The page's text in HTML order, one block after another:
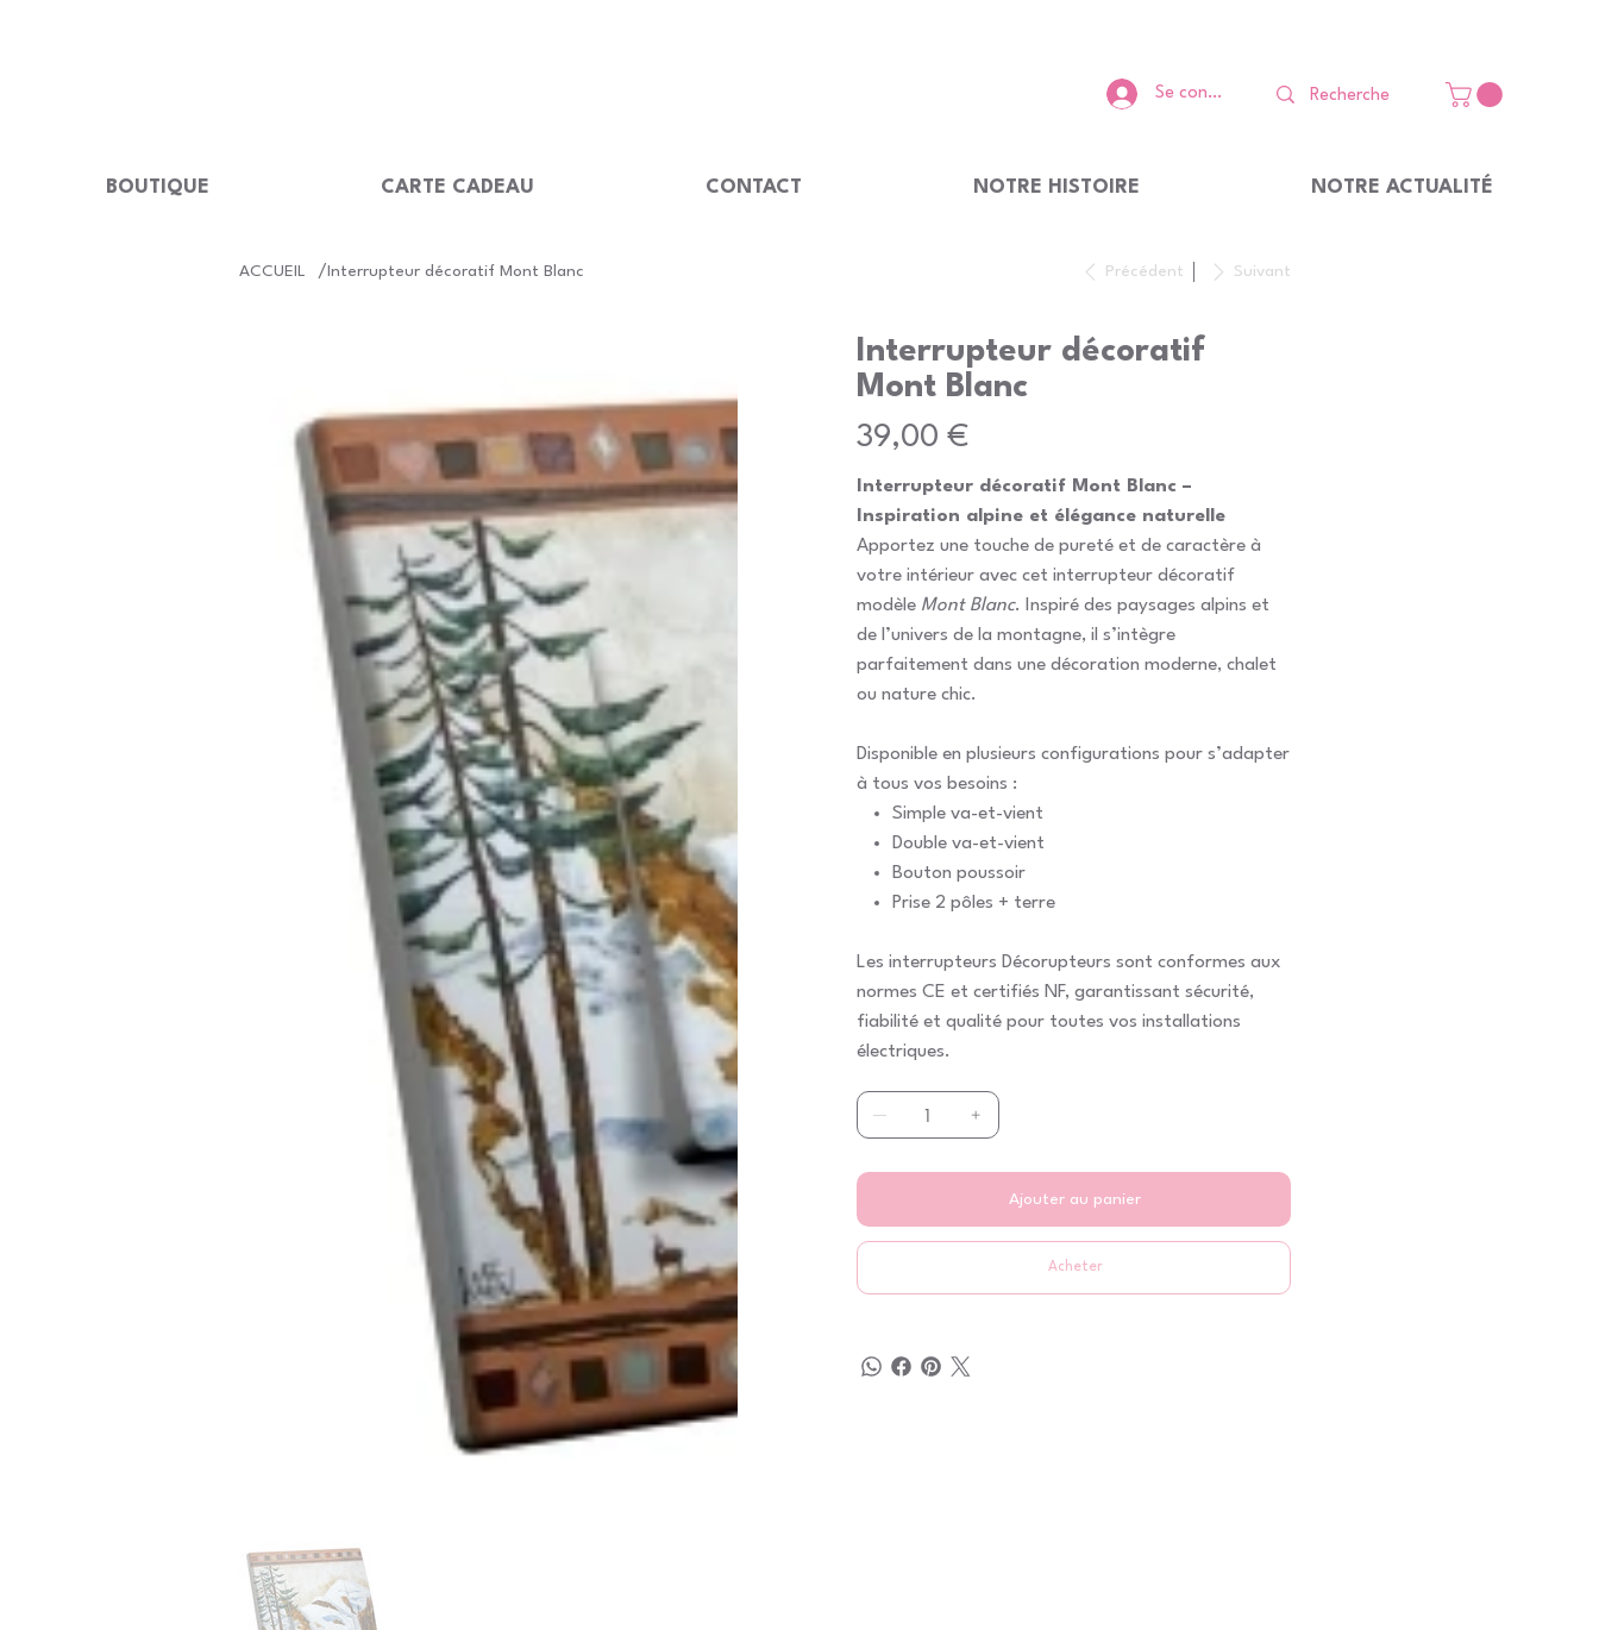
Se connecter
BOUTIQUE CARTE CADEAU CONTACT NOTRE HISTOIRE NOTRE ACTUALITÉ
ACCUEIL /Interrupteur décoratif Mont Blanc Précédent Suivant
Interrupteur décoratif
Mont Blanc
Prix
39,00 €
Interrupteur décoratif Mont Blanc –
Inspiration alpine et élégance naturelle
Apportez une touche de pureté et de caractère à
votre intérieur avec cet interrupteur décoratif
modèle Mont Blanc. Inspiré des paysages alpins et
de l’univers de la montagne, il s’intègre
parfaitement dans une décoration moderne, chalet
ou nature chic.
Disponible en plusieurs configurations pour s’adapter
à tous vos besoins :
Simple va-et-vient
Double va-et-vient
Bouton poussoir
Prise 2 pôles + terre
Les interrupteurs Décorupteurs sont conformes aux
normes CE et certifiés NF, garantissant sécurité,
fiabilité et qualité pour toutes vos installations
électriques.
Ajouter au panier
Acheter